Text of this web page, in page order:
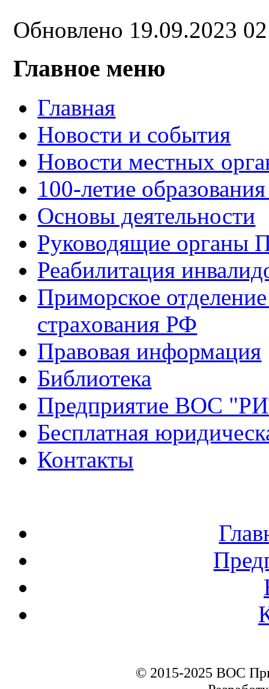
Обновлено 19.09.2023
Главное меню
Главная
Новости и события
Новости местных
100-летие
Основы деятельности
Руководящие органы
Реабилитация
Приморское
страхования РФ
Правовая информация
Библиотека
Предприятие ВОС
Бесплатная
Контакты
© 2015-2025 ВОС